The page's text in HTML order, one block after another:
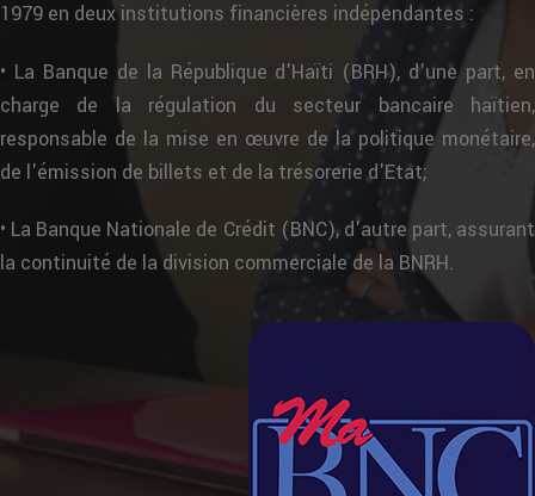
1979 en deux institutions financières indépendantes :
• La Banque de la République d'Haïti (BRH), d'une part, en
charge de la régulation du secteur bancaire haïtien,
responsable de la mise en œuvre de la politique monétaire,
de l'émission de billets et de la trésorerie d'Etat;
• La Banque Nationale de Crédit (BNC), d'autre part, assurant
la continuité de la division commerciale de la BNRH.